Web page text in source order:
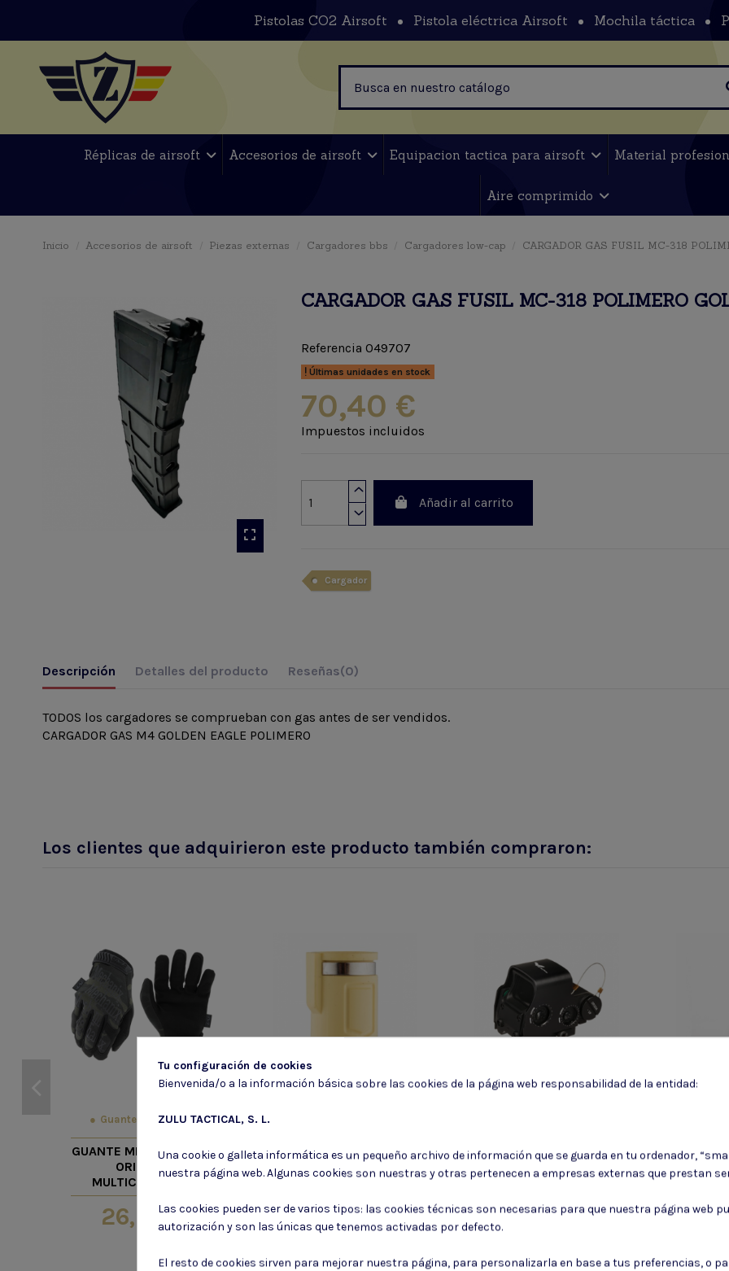
Pistolas CO2 Airsoft Pistola eléctrica Airsoft Mochila táctica
Réplicas de airsoft Accesorios de airsoft Equipacion tactica para airsoft Material
Aire comprimido
Inicio Accesorios de airsoft Piezas externas Cargadores bbs Cargadores low-cap CARGADOR GAS FUSIL MC-318
CARGADOR GAS FUSIL MC-318 POLIMERO
Referencia 049707
Últimas unidades en stock
70,40 €
Impuestos incluidos
Añadir al carrito
Cargador
Descripción Detalles del producto Reseñas(0)
TODOS los cargadores se comprueban con gas antes de ser vendidos.
CARGADOR GAS M4 GOLDEN EAGLE POLIMERO
Los clientes que adquirieron este producto también compraron:
Guantes tacticos
GUANTE MECHANIX THE
ORIGINAL
MULTICAMBLACK
26,25 €
GOMA HOP UP
VSR&GBB
DECEPTICONS 60º
11,55 €
MIRA RED DOT JS-
TACTICAL HOLOSIGHT
63,00 €
Tu configuración de cookies
Bienvenida/o a la información básica sobre las cookies de la página web responsabilidad de la entidad:
ZULU TACTICAL, S. L.
Una cookie o galleta informática es un pequeño archivo de información que se guarda en tu ordenador,
nuestra página web. Algunas cookies son nuestras y otras pertenecen a empresas externas que prestan
Las cookies pueden ser de varios tipos: las cookies técnicas son necesarias para que nuestra página web
autorización y son las únicas que tenemos activadas por defecto.
El resto de cookies sirven para mejorar nuestra página, para personalizarla en base a tus preferencias, o